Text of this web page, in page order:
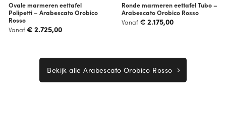
Ovale marmeren eettafel
Polipetti – Arabescato Orobico
Rosso
Vanaf€ 2.725,00
Ronde marmeren eettafel Tubo –
Arabescato Orobico Rosso
Vanaf€ 2.175,00
Bekijk alle Arabescato Orobico Rosso